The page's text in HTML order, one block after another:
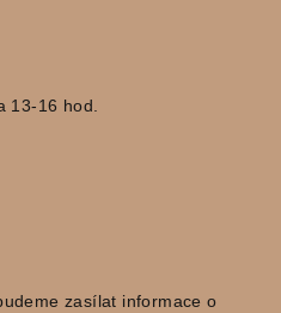
13-16 hod.
zasílat informace o